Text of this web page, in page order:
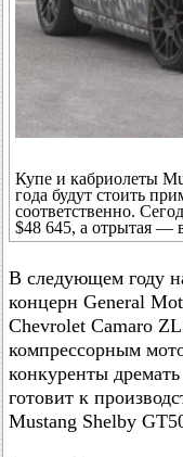
Купе и кабриолеты
года будут стоить
соответственно.
$48 645, а отрытая —
В следующем году
концерн General
Chevrolet Camaro
компрессорным
конкуренты
готовит к
Mustang Shelby